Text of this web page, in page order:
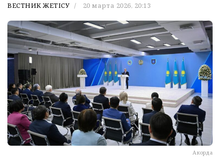
ВЕСТНИК ЖЕТІСУ 20 марта 2026, 20:13
Акорда